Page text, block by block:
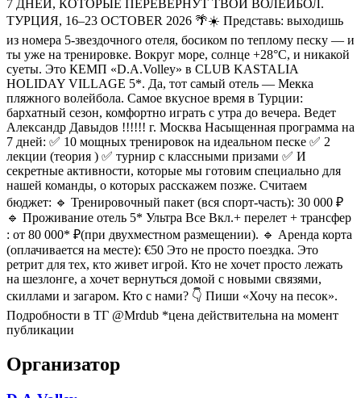
7 ДНЕЙ, КОТОРЫЕ ПЕРЕВЕРНУТ ТВОЙ ВОЛЕЙБОЛ.
ТУРЦИЯ, 16–23 OCTOBER 2026 🌴☀️ Представь: выходишь
из номера 5-звездочного отеля, босиком по теплому песку — и
ты уже на тренировке. Вокруг море, солнце +28°C, и никакой
суеты. Это КЕМП «D.A.Volley» в CLUB KASTALIA
HOLIDAY VILLAGE 5*. Да, тот самый отель — Мекка
пляжного волейбола. Самое вкусное время в Турции:
бархатный сезон, комфортно играть с утра до вечера. Ведет
Александр Давыдов !!!!!! г. Москва Насыщенная программа на
7 дней: ✅ 10 мощных тренировок на идеальном песке ✅ 2
лекции (теория ) ✅ турнир с классными призами ✅ И
секретные активности, которые мы готовим специально для
нашей команды, о которых расскажем позже. Считаем
бюджет: 🔹 Тренировочный пакет (вся спорт-часть): 30 000 ₽
🔹 Проживание отель 5* Ультра Все Вкл.+ перелет + трансфер
: от 80 000* ₽(при двухместном размещении). 🔹 Аренда корта
(оплачивается на месте): €50 Это не просто поездка. Это
ретрит для тех, кто живет игрой. Кто не хочет просто лежать
на шезлонге, а хочет вернуться домой с новыми связями,
скиллами и загаром. Кто с нами? 👇 Пиши «Хочу на песок».
Подробности в ТГ @Mrdub *цена действительна на момент
публикации
Организатор